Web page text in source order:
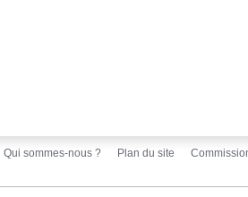
Qui sommes-nous ? Plan du site